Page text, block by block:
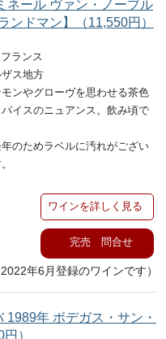
ネール ヴァン・ノーブル
ンドマン】（11,550円）
フランス
ザス地方
モンやグローヴを思わせる茶色
イスのニュアンス。飲み頃で
のためラベルに汚れがござい
ワインを詳しく見る
完売 問合せ
2022年6月登録のワインです）
1989年 ボデガス・サン・
）